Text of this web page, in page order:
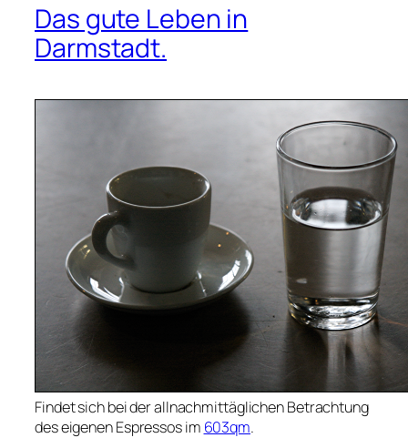
Das gute Leben in
Darmstadt.
Findet sich bei der allnachmittäglichen Betrachtung
des eigenen Espressos im 603qm.